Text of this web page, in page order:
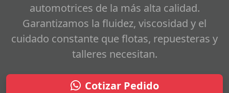
automotrices de la más alta calidad.
Garantizamos la fluidez, viscosidad y el
cuidado constante que flotas, repuesteras y
talleres necesitan.
Cotizar Pedido